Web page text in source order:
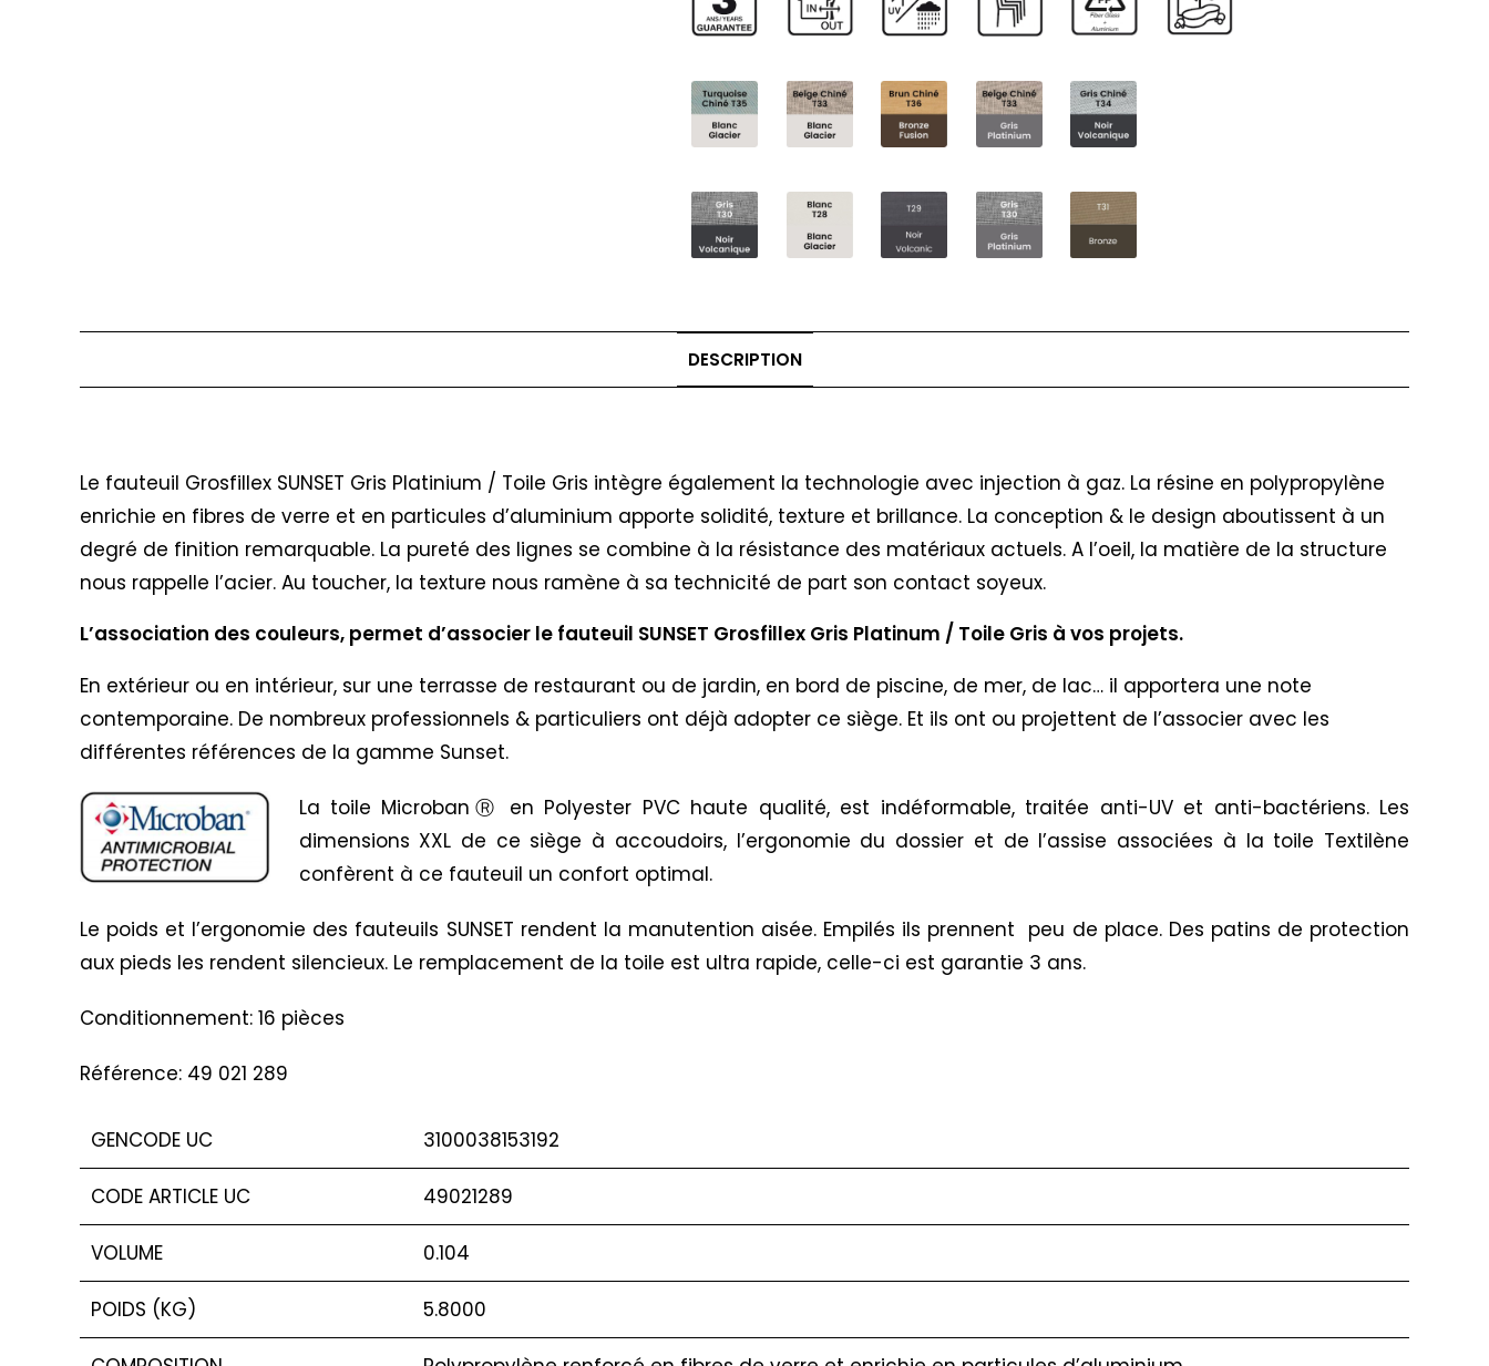
DESCRIPTION
Le fauteuil Grosfillex SUNSET Gris Platinium / Toile Gris intègre également la technologie avec injection à gaz. La résine en polypropylène
enrichie en fibres de verre et en particules d’aluminium apporte solidité, texture et brillance. La conception & le design aboutissent à un
degré de finition remarquable. La pureté des lignes se combine à la résistance des matériaux actuels. A l’oeil, la matière de la structure
nous rappelle l’acier. Au toucher, la texture nous ramène à sa technicité de part son contact soyeux.
L’association des couleurs, permet d’associer le fauteuil SUNSET Grosfillex Gris Platinum / Toile Gris à vos projets.
En extérieur ou en intérieur, sur une terrasse de restaurant ou de jardin, en bord de piscine, de mer, de lac… il apportera une note
contemporaine. De nombreux professionnels & particuliers ont déjà adopter ce siège. Et ils ont ou projettent de l’associer avec les
différentes références de la gamme Sunset.
La toile MicrobanⓇ en Polyester PVC haute qualité, est indéformable, traitée anti-UV et anti-bactériens. Les
dimensions XXL de ce siège à accoudoirs, l’ergonomie du dossier et de l’assise associées à la toile Textilène
confèrent à ce fauteuil un confort optimal.
Le poids et l’ergonomie des fauteuils SUNSET rendent la manutention aisée. Empilés ils prennent peu de place. Des patins de protection
aux pieds les rendent silencieux. Le remplacement de la toile est ultra rapide, celle-ci est garantie 3 ans.
Conditionnement: 16 pièces
Référence: 49 021 289
GENCODE UC 3100038153192
CODE ARTICLE UC 49021289
VOLUME 0.104
POIDS (KG) 5.8000